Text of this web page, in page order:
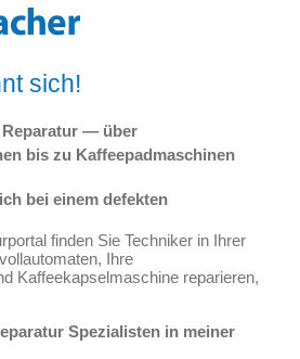
sich!
Reparatur — über
bis zu Kaffeepadmaschinen
bei einem defekten
finden Sie Techniker in Ihrer
Ihre
Kaffeekapselmaschine reparieren,
Spezialisten in meiner